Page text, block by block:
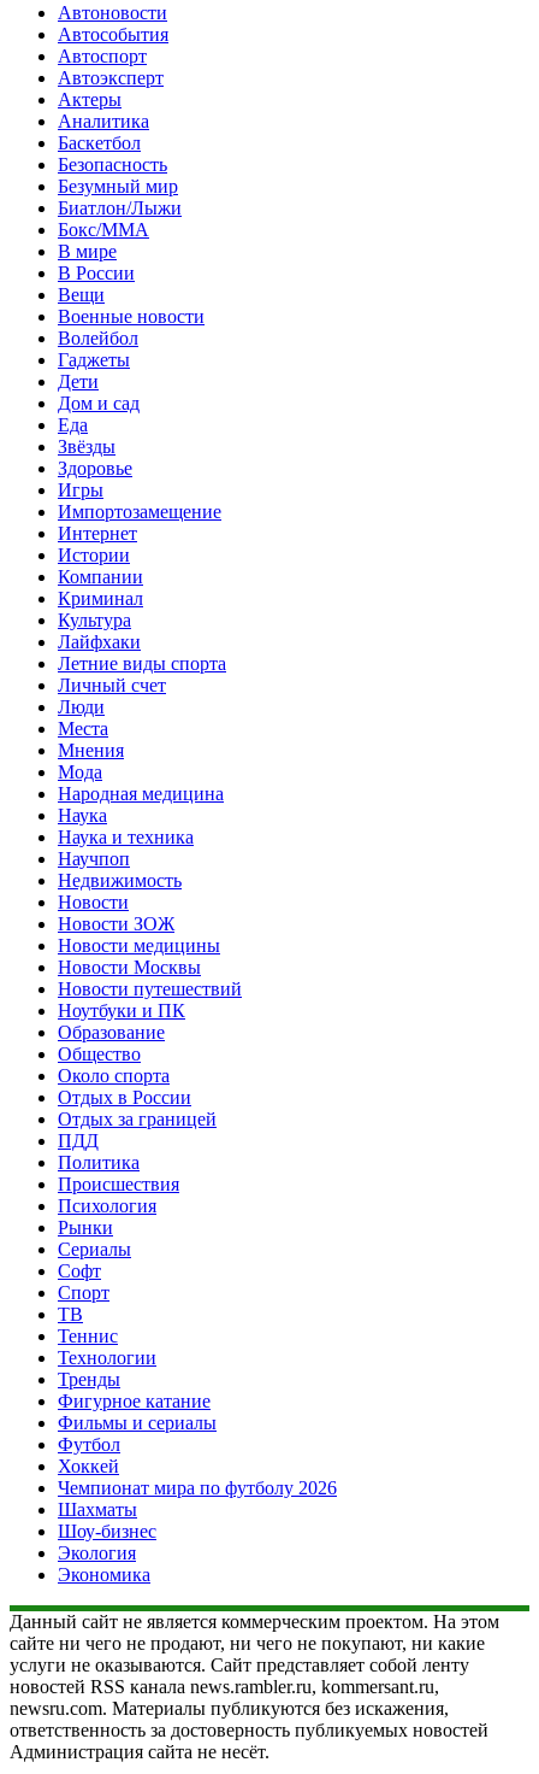
Автоновости
Автособытия
Автоспорт
Автоэксперт
Актеры
Аналитика
Баскетбол
Безопасность
Безумный мир
Биатлон/Лыжи
Бокс/MMA
В мире
В России
Вещи
Военные новости
Волейбол
Гаджеты
Дети
Дом и сад
Еда
Звёзды
Здоровье
Игры
Импортозамещение
Интернет
Истории
Компании
Криминал
Культура
Лайфхаки
Летние виды спорта
Личный счет
Люди
Места
Мнения
Мода
Народная медицина
Наука
Наука и техника
Научпоп
Недвижимость
Новости
Новости ЗОЖ
Новости медицины
Новости Москвы
Новости путешествий
Ноутбуки и ПК
Образование
Общество
Около спорта
Отдых в России
Отдых за границей
ПДД
Политика
Происшествия
Психология
Рынки
Сериалы
Софт
Спорт
ТВ
Теннис
Технологии
Тренды
Фигурное катание
Фильмы и сериалы
Футбол
Хоккей
Чемпионат мира по футболу 2026
Шахматы
Шоу-бизнес
Экология
Экономика
Данный сайт не является коммерческим проектом. На этом
сайте ни чего не продают, ни чего не покупают, ни какие
услуги не оказываются. Сайт представляет собой ленту
новостей RSS канала news.rambler.ru, kommersant.ru,
newsru.com. Материалы публикуются без искажения,
ответственность за достоверность публикуемых новостей
Администрация сайта не несёт.